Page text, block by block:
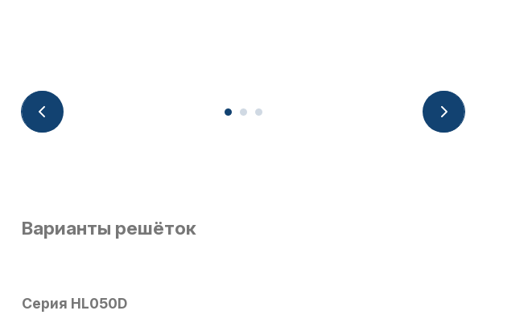
Варианты решёток
Серия HL050D